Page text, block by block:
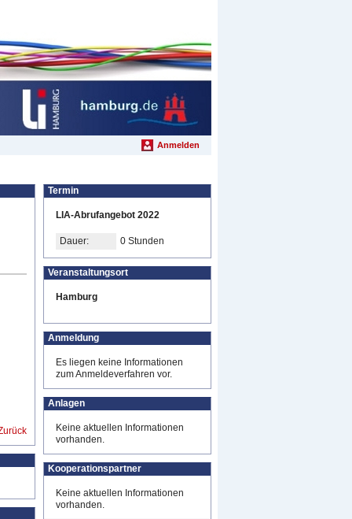
Anmelden
Termin
LIA-Abrufangebot 2022
Dauer: 0 Stunden
Veranstaltungsort
Hamburg
Anmeldung
Es liegen keine Informationen
zum Anmeldeverfahren vor.
Anlagen
Keine aktuellen Informationen
vorhanden.
Kooperationspartner
Keine aktuellen Informationen
vorhanden.